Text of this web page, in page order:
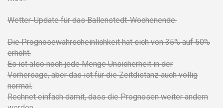
Wetter-Update für das Ballenstedt-Wochenende.
Die Prognosewahrscheinlichkeit hat sich von 35% auf 50%
erhöht.
Es ist also noch jede Menge Unsicherheit in der
Vorhersage, aber das ist für die Zeitdistanz auch völlig
normal.
Rechnet einfach damit, dass die Prognosen weiter ändern